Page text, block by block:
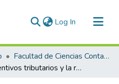
Log In (current)
Facultad de Ciencias Contables y Financieras
Incentivos tributarios y la recaudación del impuesto predial en la Municipalidad Provincial de Azángaro en los periodos 2022 y 2023